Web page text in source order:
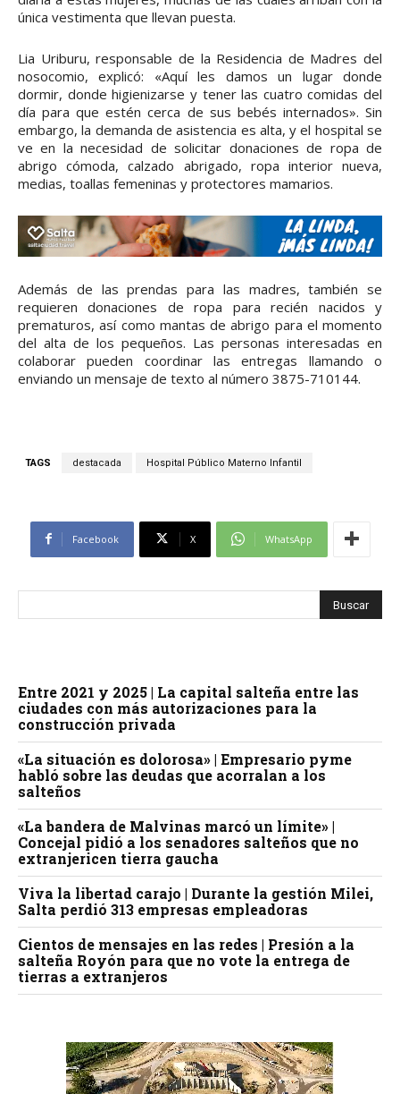
única vestimenta que llevan puesta.
Lia Uriburu, responsable de la Residencia de Madres del
nosocomio, explicó: «Aquí les damos un lugar donde
dormir, donde higienizarse y tener las cuatro comidas del
día para que estén cerca de sus bebés internados». Sin
embargo, la demanda de asistencia es alta, y el hospital se
ve en la necesidad de solicitar donaciones de ropa de
abrigo cómoda, calzado abrigado, ropa interior nueva,
medias, toallas femeninas y protectores mamarios.
Además de las prendas para las madres, también se
requieren donaciones de ropa para recién nacidos y
prematuros, así como mantas de abrigo para el momento
del alta de los pequeños. Las personas interesadas en
colaborar pueden coordinar las entregas llamando o
enviando un mensaje de texto al número 3875-710144.
TAGS destacada Hospital Público Materno Infantil
Facebook X WhatsApp
Entre 2021 y 2025 | La capital salteña entre las
ciudades con más autorizaciones para la
construcción privada
«La situación es dolorosa» | Empresario pyme
habló sobre las deudas que acorralan a los
salteños
«La bandera de Malvinas marcó un límite» |
Concejal pidió a los senadores salteños que no
extranjericen tierra gaucha
Viva la libertad carajo | Durante la gestión Milei,
Salta perdió 313 empresas empleadoras
Cientos de mensajes en las redes | Presión a la
salteña Royón para que no vote la entrega de
tierras a extranjeros